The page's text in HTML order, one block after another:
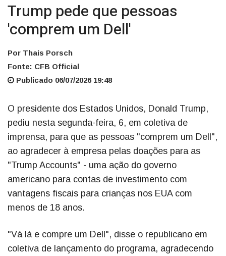
Trump pede que pessoas
'comprem um Dell'
Por Thais Porsch
Fonte: CFB Official
Publicado 06/07/2026 19:48
O presidente dos Estados Unidos, Donald Trump,
pediu nesta segunda-feira, 6, em coletiva de
imprensa, para que as pessoas "comprem um Dell",
ao agradecer à empresa pelas doações para as
"Trump Accounts" - uma ação do governo
americano para contas de investimento com
vantagens fiscais para crianças nos EUA com
menos de 18 anos.
"Vá lá e compre um Dell", disse o republicano em
coletiva de lançamento do programa, agradecendo